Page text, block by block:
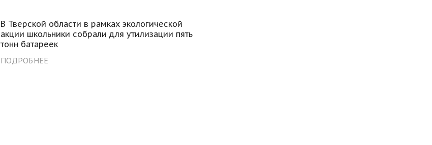
В Тверской области в рамках экологической
акции школьники собрали для утилизации пять
тонн батареек
ПОДРОБНЕЕ